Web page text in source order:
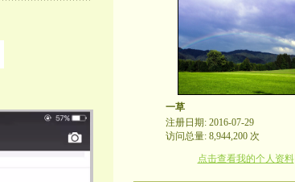
一草
注册日期: 2016-07-29
访问总量: 8,944,200 次
点击查看我的个人资料